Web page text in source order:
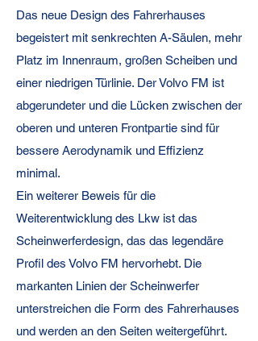
Das neue Design des Fahrerhauses
begeistert mit senkrechten A-Säulen, mehr
Platz im Innenraum, großen Scheiben und
einer niedrigen Türlinie. Der Volvo FM ist
abgerundeter und die Lücken zwischen der
oberen und unteren Frontpartie sind für
bessere Aerodynamik und Effizienz
minimal.
Ein weiterer Beweis für die
Weiterentwicklung des Lkw ist das
Scheinwerferdesign, das das legendäre
Profil des Volvo FM hervorhebt. Die
markanten Linien der Scheinwerfer
unterstreichen die Form des Fahrerhauses
und werden an den Seiten weitergeführt.